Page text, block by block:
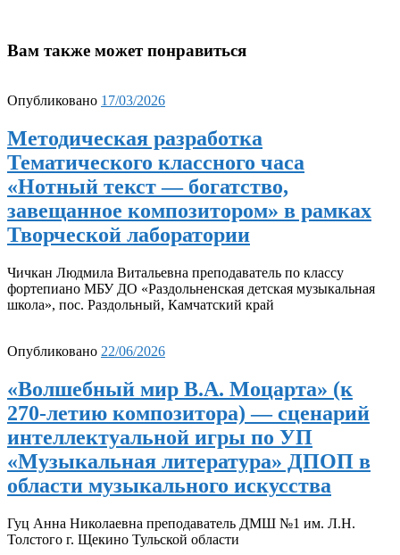
Вам также может понравиться
Опубликовано 17/03/2026
Методическая разработка
Тематического классного часа
«Нотный текст — богатство,
завещанное композитором» в рамках
Творческой лаборатории
Чичкан Людмила Витальевна преподаватель по классу
фортепиано МБУ ДО «Раздольненская детская музыкальная
школа», пос. Раздольный, Камчатский край
Опубликовано 22/06/2026
«Волшебный мир В.А. Моцарта» (к
270-летию композитора) — сценарий
интеллектуальной игры по УП
«Музыкальная литература» ДПОП в
области музыкального искусства
Гуц Анна Николаевна преподаватель ДМШ №1 им. Л.Н.
Толстого г. Щекино Тульской области